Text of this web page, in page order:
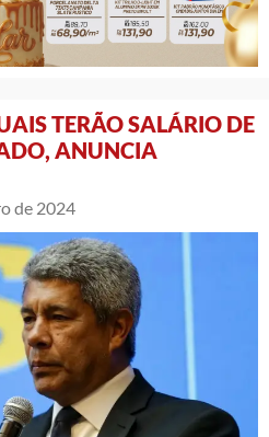
TERÃO SALÁRIO DE
ANUNCIA
de 2024